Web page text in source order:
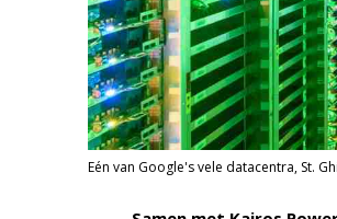
Eén van Google's vele datacentra, St.